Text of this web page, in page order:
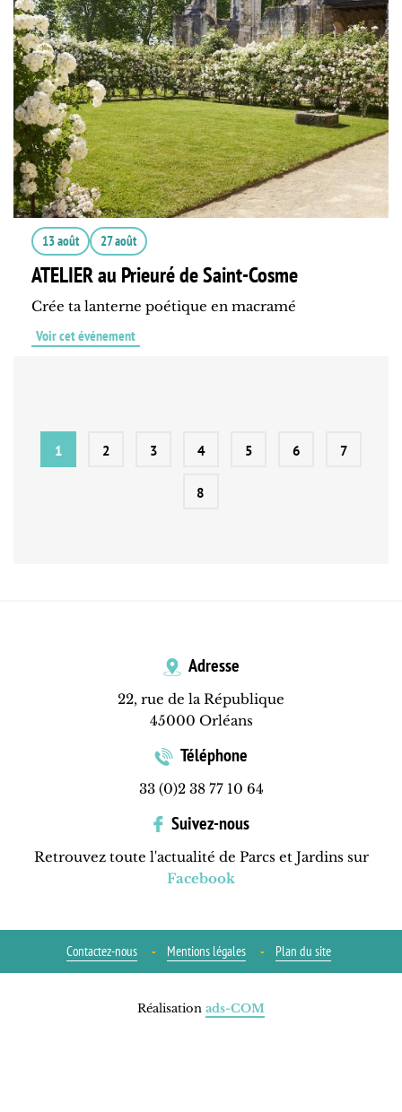
13 août 27 août
ATELIER au Prieuré de Saint-Cosme
Crée ta lanterne poétique en macramé
Voir cet événement
1 2 3 4 5 6 7
8
Adresse
22, rue de la République
45000 Orléans
Téléphone
33 (0)2 38 77 10 64
Suivez-nous
Retrouvez toute l'actualité de Parcs et Jardins sur
Facebook
Contactez-nous Mentions légales Plan du site
Réalisation ads-COM